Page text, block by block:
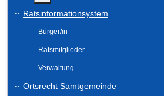
Ratsinformationsystem
Bürger/in
Ratsmitglieder
Verwaltung
Ortsrecht Samtgemeinde